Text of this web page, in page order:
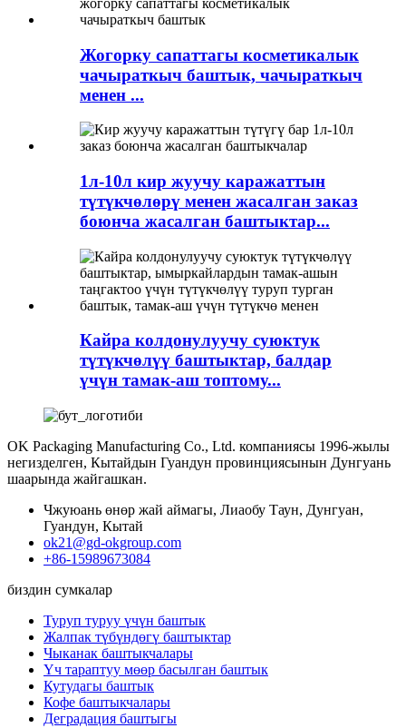
Жогорку сапаттагы косметикалык
чачыраткыч баштык, чачыраткыч
менен ...
1л-10л кир жуучу каражаттын
түтүкчөлөрү менен жасалган заказ
боюнча жасалган баштыктар...
Кайра колдонулуучу суюктук
түтүкчөлүү баштыктар, балдар
үчүн тамак-аш топтому...
OK Packaging Manufacturing Co., Ltd. компаниясы 1996-жылы
негизделген, Кытайдын Гуандун провинциясынын Дунгуань
шаарында жайгашкан.
Чжуюань өнөр жай аймагы, Лиаобу Таун, Дунгуан,
Гуандун, Кытай
ok21@gd-okgroup.com
+86-15989673084
биздин сумкалар
Туруп туруу үчүн баштык
Жалпак түбүндөгү баштыктар
Чыканак баштыкчалары
Үч тараптуу мөөр басылган баштык
Кутудагы баштык
Кофе баштыкчалары
Деградация баштыгы